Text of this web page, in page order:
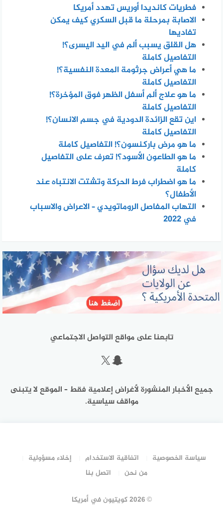
فطريات كانديدا أوريس تهدد أمريكا
الاصابة بمرحلة ما قبل السكري كيف يمكن
تفاديها
هل القلق يسبب ألم في اليد اليسرى؟!
التفاصيل كاملة
ما هي أعراض جرثومة المعدة النفسية؟!
التفاصيل كاملة
ما هو علاج ألم أسفل الظهر فوق المؤخرة؟!
التفاصيل كاملة
اين تقع الزائدة الدودية في جسم الانسان؟!
التفاصيل كاملة
ما هو مرض باركنسون؟! التفاصيل كاملة
ما هو الطاعون الأسود؟! تعرف على التفاصيل
كاملة
ما هو اضطراب فرط الحركة وتشتت الانتباه عند
الأطفال؟
التهاب المفاصل الروماتويدي – الاعراض والاسباب
في 2022
تابعنا على مواقع التواصل الاجتماعي
سناب شات
إكس
جميع الأخبار المنشورة لأغراض إعلامية فقط – الموقع لا يتبنى
مواقف سياسية.
سياسة الخصوصية اتفاقية الاستخدام
إخلاء مسؤولية
من نحن
اتصل بنا
©2026 كويتيون في أمريكا